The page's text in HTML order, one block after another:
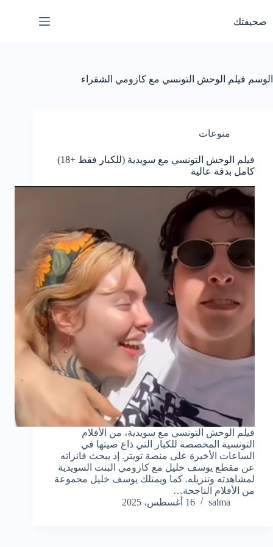
المحتوى
صحيفتك
الوسم فيلم الوحش التونسي مع كازومي الشقراء
منوعات
فيلم الوحش التونسي مع سويدية (للكبار فقط +18)
كامل بدقة عالية
فيلم الوحش التونسي مع سويدية، من الأفلام
التونسية المخصصة للكبار التي ذاع صيتها في
الساعات الأخيرة على منصة تويتر. إذ يبحث فانزاته
عن مقطع يوسف خليل مع كازومي البنت السويدية
لمشاهدته وتنزيله. كما ويمتلك يوسف خليل مجموعة
من الأفلام الناجحة…
salma
16 أغسطس، 2025